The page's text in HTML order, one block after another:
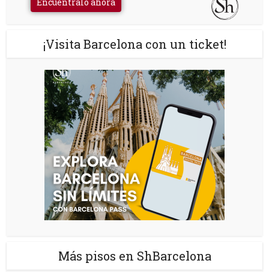
¡Visita Barcelona con un ticket!
Más pisos en ShBarcelona